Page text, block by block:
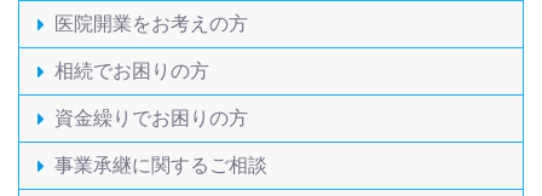
医院開業をお考えの方
相続でお困りの方
資金繰りでお困りの方
事業承継に関するご相談